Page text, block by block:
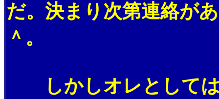
だ。決まり次第連絡が
＾。
しかしオレとしては